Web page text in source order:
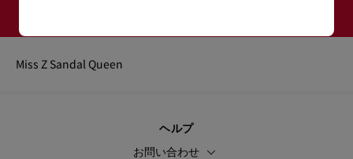
Miss Z Sandal Queen
ヘルプ
お問い合わせ